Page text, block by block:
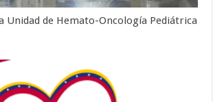
Unidad de Hemato-Oncología Pediátrica